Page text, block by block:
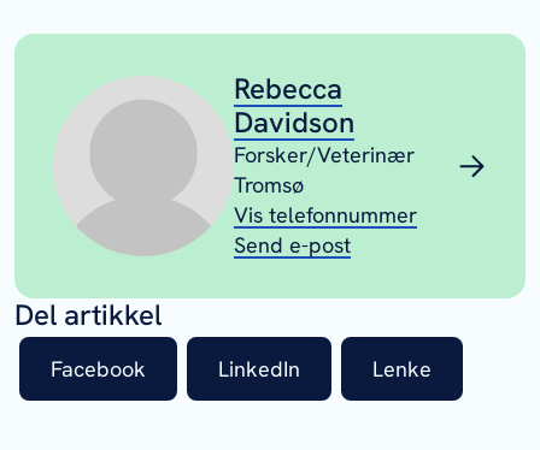
Rebecca
Davidson
Forsker/Veterinær
Tromsø
Vis telefonnummer
Send e-post
Del artikkel
Facebook LinkedIn Lenke